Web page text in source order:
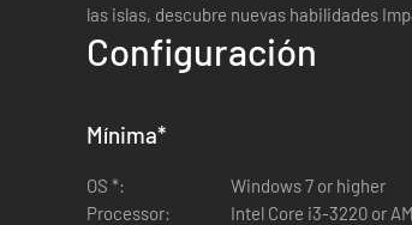
las islas, descubre nuevas habilidades
Configuración
Mínima*
OS *:
Windows 7 or higher
Processor:
Intel